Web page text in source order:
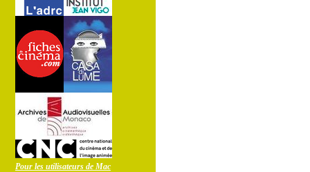
Pour les utilisateurs de Mac